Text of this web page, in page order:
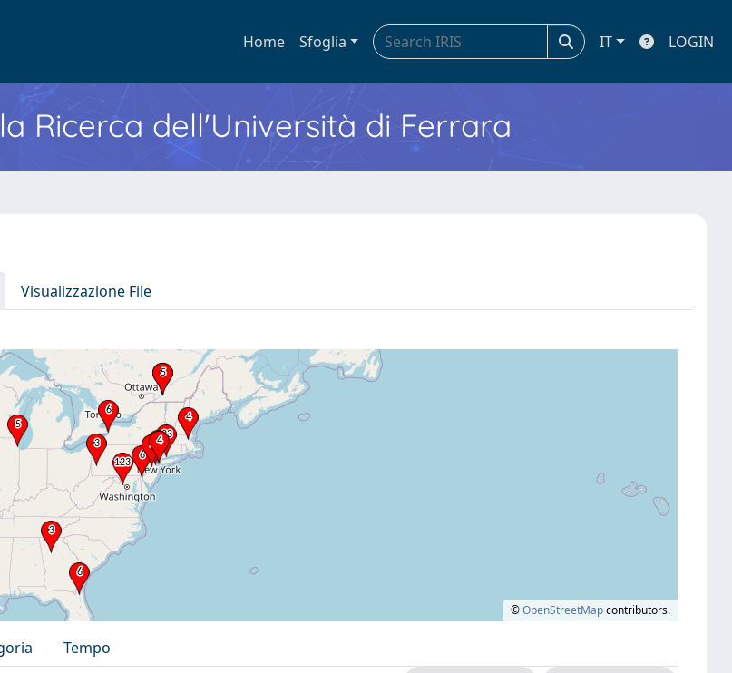
Home Sfoglia IT LOGIN
Ricerca dell'Università di Ferrara
Visualizzazione File
©OpenStreetMapcontributors.
Tempo